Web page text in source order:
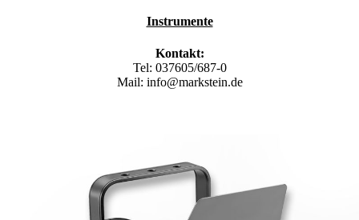
Instrumente
Kontakt:
Tel: 037605/687-0
Mail: info@markstein.de